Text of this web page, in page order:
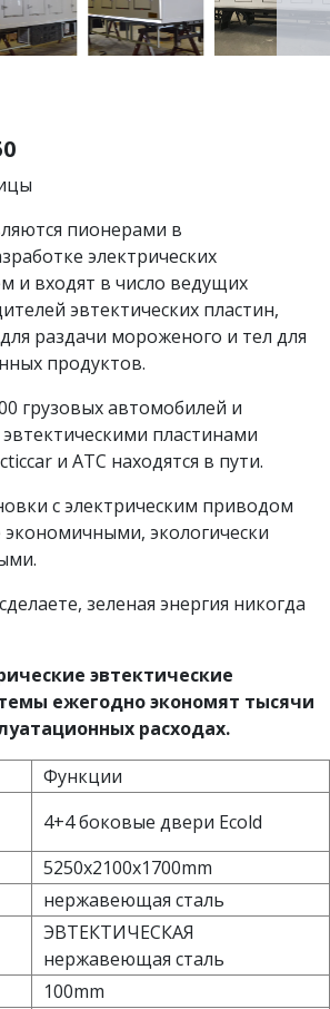
пионерами в
электрических
и входят в число ведущих
эвтектических пластин,
раздачи мороженого и тел для
продуктов.
грузовых автомобилей и
пластинами
и ATC находятся в пути.
с электрическим приводом
экономичными, экологически
зеленая энергия никогда
эвтектические
ежегодно экономят тысячи
расходах.
Функции
4+4 боковые двери Ecold
5250x2100x1700mm
нержавеющая сталь
ЭВТЕКТИЧЕСКАЯ
нержавеющая сталь
100mm